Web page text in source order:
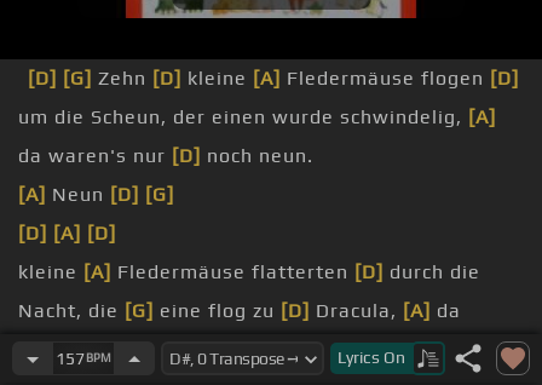
[D] [G] Zehn [D] kleine [A] Fledermäuse flogen [D]
um die Scheun, der einen wurde schwindelig, [A]
da waren's nur [D] noch neun.
[A] Neun [D] [G]
[D] [A] [D]
kleine [A] Fledermäuse flatterten [D] durch die
Nacht, die [G] eine flog zu [D] Dracula, [A] da
waren's nur
noch acht.
157BPM Lyrics On